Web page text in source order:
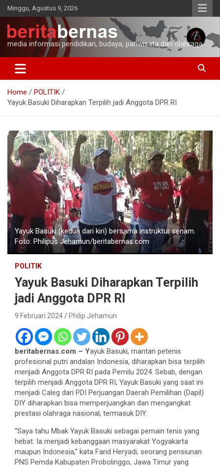
Skip
to
content
Minggu, Agustus 9, 2026
media informasi pendidikan, budaya, pariwisata dan olahraga
Home
POLITIK
Yayuk Basuki Diharapkan Terpilih jadi Anggota DPR RI
Yayuk Basuki (kedua dari kiri) bersama instruktur senam.
Foto: Philipus Jehamun/beritabernas.com
POLITIK
Yayuk Basuki Diharapkan Terpilih
jadi Anggota DPR RI
9 Februari 2024 Philip Jehamun
beritabernas.com – Yayuk Basuki, mantan petenis
profesional putri andalan Indonesia, diharapkan bisa terpilih
menjadi Anggota DPR RI pada Pemilu 2024. Sebab, dengan
terpilih menjadi Anggota DPR RI, Yayuk Basuki yang saat ini
menjadi Caleg dari PDI Perjuangan Daerah Pemilihan (Dapil)
DIY diharapkan bisa memperjuangkan dan mengangkat
prestasi olahraga nasional, termasuk DIY.
“Saya tahu Mbak Yayuk Basuki sebagai pemain tenis yang
hebat. Ia menjadi kebanggaan masyarakat Yogyakarta
maupun Indonesia,” kata Farid Heryadi, seorang pensiunan
PNS Pemda Kabupaten Probolinggo, Jawa Timur yang